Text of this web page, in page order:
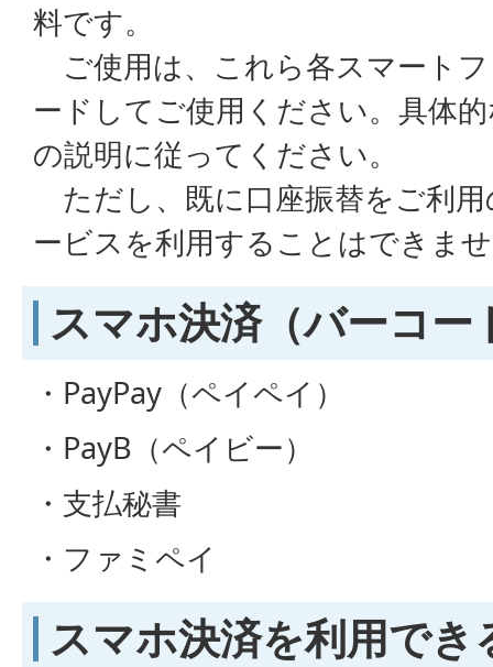
料です。
ご使用は、これら各スマート
ードしてご使用ください。具体
の説明に従ってください。
ただし、既に口座振替をご利
ービスを利用することはできま
スマホ決済（バーコー
・PayPay（ペイペイ）
・PayB（ペイビー）
・支払秘書
・ファミペイ
スマホ決済を利用でき